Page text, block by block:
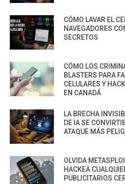
CÓMO LAVAR EL
NAVEGADORES
SECRETOS
CÓMO LOS
BLASTERS PARA
CELULARES Y
EN CANADÁ
LA BRECHA
DE IA SE
ATAQUE MÁS
OLVIDA
HACKEA
PUBLICITARIOS